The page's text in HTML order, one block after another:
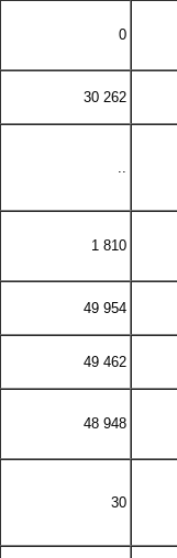
0
30 262
..
1 810
49 954
49 462
48 948
30